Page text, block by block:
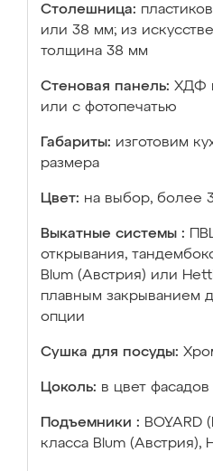
Столешница:
или 38 мм; из
толщина 38 мм
Стеновая панель: ХДФ
или с фотопечатью
Габариты: изготовим
размера
Цвет: на выбор, более
Выкатные системы :
открывания,
Blum (Австрия) или
плавным закрыванием
опции
Сушка для посуды:
Цоколь: в цвет
Подъемники : BOYARD
класса Blum (Австрия),